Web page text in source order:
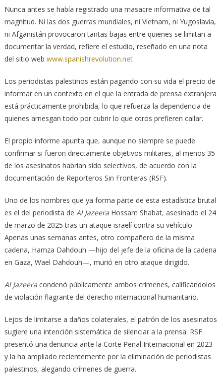
Nunca antes se había registrado una masacre informativa de tal
magnitud. Ni las dos guerras mundiales, ni Vietnam, ni Yugoslavia,
ni Afganistán provocaron tantas bajas entre quienes se limitan a
documentar la verdad, refiere el estudio, reseñado en una nota
del sitio web www.spanishrevolution.net
Los periodistas palestinos están pagando con su vida el precio de
informar en un contexto en el que la entrada de prensa extranjera
está prácticamente prohibida, lo que refuerza la dependencia de
quienes arriesgan todo por cubrir lo que otros prefieren callar.
El propio informe apunta que, aunque no siempre se puede
confirmar si fueron directamente objetivos militares, al menos 35
de los asesinatos habrían sido selectivos, de acuerdo con la
documentación de Reporteros Sin Fronteras (RSF).
Uno de los nombres que ya forma parte de esta estadística brutal
es el del periodista de Al JazeeraHossam Shabat, asesinado el 24
de marzo de 2025 tras un ataque israelí contra su vehículo.
Apenas unas semanas antes, otro compañero de la misma
cadena, Hamza Dahdouh —hijo del jefe de la oficina de la cadena
en Gaza, Wael Dahdouh—, murió en otro ataque dirigido.
Al Jazeeracondenó públicamente ambos crímenes, calificándolos
de violación flagrante del derecho internacional humanitario.
Lejos de limitarse a daños colaterales, el patrón de los asesinatos
sugiere una intención sistemática de silenciar a la prensa. RSF
presentó una denuncia ante la Corte Penal Internacional en 2023
y la ha ampliado recientemente por la eliminación de periodistas
palestinos, alegando crímenes de guerra.